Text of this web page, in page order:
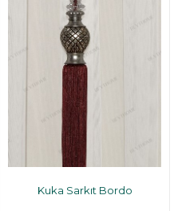
Kuka Sarkıt Bordo